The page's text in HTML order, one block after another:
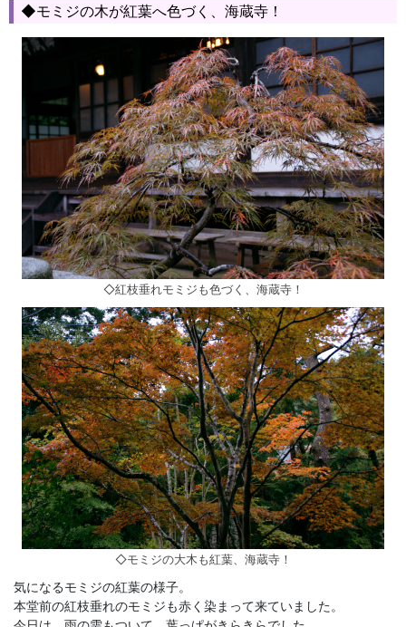
◆モミジの木が紅葉へ色づく、海蔵寺！
◇紅枝垂れモミジも色づく、海蔵寺！
◇モミジの大木も紅葉、海蔵寺！
気になるモミジの紅葉の様子。
本堂前の紅枝垂れのモミジも赤く染まって来ていました。